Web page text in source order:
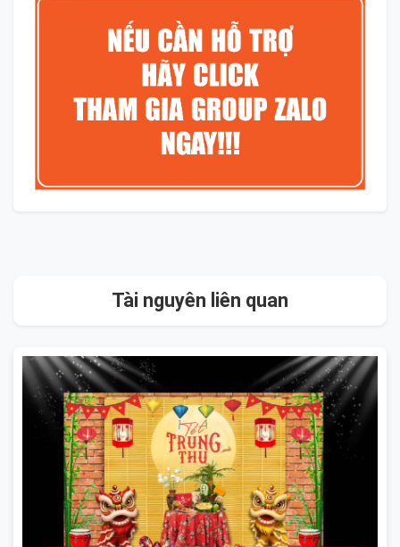
Tài nguyên liên quan